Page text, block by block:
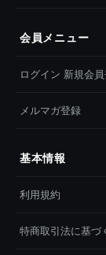
会員メニュー
ログイン 新規会
メルマガ登録
基本情報
利用規約
特商取引法に基づ